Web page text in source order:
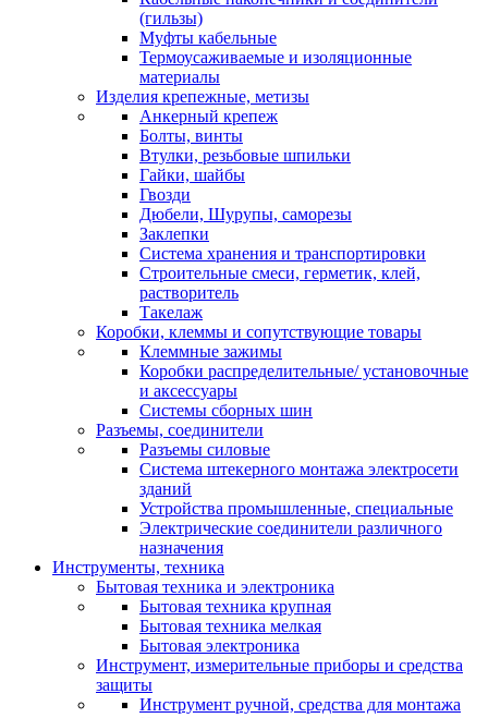
(гильзы)
Муфты кабельные
Термоусаживаемые и изоляционные
материалы
Изделия крепежные, метизы
Анкерный крепеж
Болты, винты
Втулки, резьбовые шпильки
Гайки, шайбы
Гвозди
Дюбели, Шурупы, саморезы
Заклепки
Система хранения и транспортировки
Строительные смеси, герметик, клей,
растворитель
Такелаж
Коробки, клеммы и сопутствующие товары
Клеммные зажимы
Коробки распределительные/ установочные
и аксессуары
Системы сборных шин
Разъемы, соединители
Разъемы силовые
Система штекерного монтажа электросети
зданий
Устройства промышленные, специальные
Электрические соединители различного
назначения
Инструменты, техника
Бытовая техника и электроника
Бытовая техника крупная
Бытовая техника мелкая
Бытовая электроника
Инструмент, измерительные приборы и средства
защиты
Инструмент ручной, средства для монтажа